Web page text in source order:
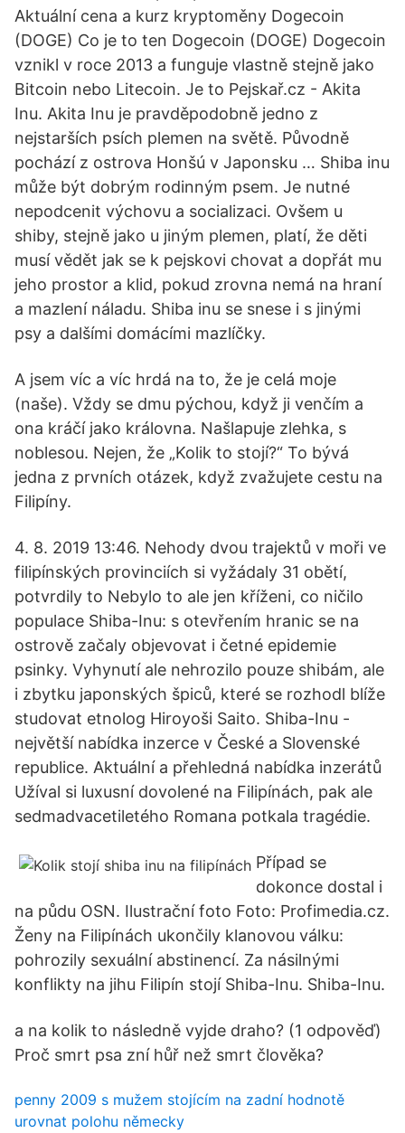
Aktuální cena a kurz kryptoměny Dogecoin
(DOGE) Co je to ten Dogecoin (DOGE) Dogecoin
vznikl v roce 2013 a funguje vlastně stejně jako
Bitcoin nebo Litecoin. Je to Pejskař.cz - Akita
Inu. Akita Inu je pravděpodobně jedno z
nejstarších psích plemen na světě. Původně
pochází z ostrova Honšú v Japonsku … Shiba inu
může být dobrým rodinným psem. Je nutné
nepodcenit výchovu a socializaci. Ovšem u
shiby, stejně jako u jiným plemen, platí, že děti
musí vědět jak se k pejskovi chovat a dopřát mu
jeho prostor a klid, pokud zrovna nemá na hraní
a mazlení náladu. Shiba inu se snese i s jinými
psy a dalšími domácími mazlíčky.
A jsem víc a víc hrdá na to, že je celá moje
(naše). Vždy se dmu pýchou, když ji venčím a
ona kráčí jako královna. Našlapuje zlehka, s
noblesou. Nejen, že „Kolik to stojí?“ To bývá
jedna z prvních otázek, když zvažujete cestu na
Filipíny.
4. 8. 2019 13:46. Nehody dvou trajektů v moři ve
filipínských provinciích si vyžádaly 31 obětí,
potvrdily to Nebylo to ale jen kříženi, co ničilo
populace Shiba-Inu: s otevřením hranic se na
ostrově začaly objevovat i četné epidemie
psinky. Vyhynutí ale nehrozilo pouze shibám, ale
i zbytku japonských špiců, které se rozhodl blíže
studovat etnolog Hiroyoši Saito. Shiba-Inu -
největší nabídka inzerce v České a Slovenské
republice. Aktuální a přehledná nabídka inzerátů
Užíval si luxusní dovolené na Filipínách, pak ale
sedmadvacetiletého Romana potkala tragédie.
Případ se
dokonce dostal i
na půdu OSN. Ilustrační foto Foto: Profimedia.cz.
Ženy na Filipínách ukončily klanovou válku:
pohrozily sexuální abstinencí. Za násilnými
konflikty na jihu Filipín stojí Shiba-Inu. Shiba-Inu.
a na kolik to následně vyjde draho? (1 odpověď)
Proč smrt psa zní hůř než smrt člověka?
penny 2009 s mužem stojícím na zadní hodnotě
urovnat polohu německy